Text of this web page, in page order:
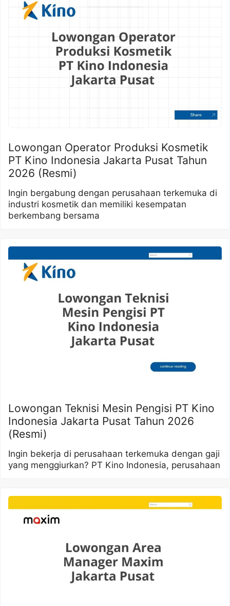
Lowongan Operator Produksi Kosmetik
PT Kino Indonesia Jakarta Pusat Tahun
2026 (Resmi)
Ingin bergabung dengan perusahaan terkemuka di
industri kosmetik dan memiliki kesempatan
berkembang bersama
Lowongan Teknisi Mesin Pengisi PT Kino
Indonesia Jakarta Pusat Tahun 2026
(Resmi)
Ingin bekerja di perusahaan terkemuka dengan gaji
yang menggiurkan? PT Kino Indonesia, perusahaan